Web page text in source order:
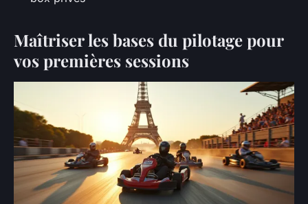
Maîtriser les bases du pilotage pour
vos premières sessions